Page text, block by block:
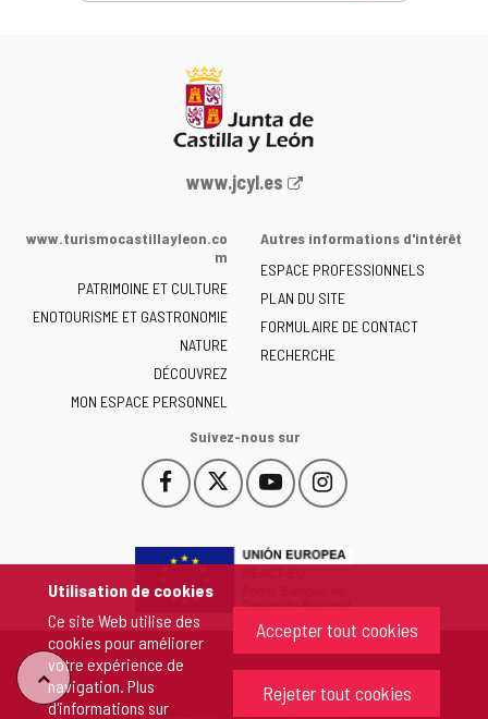
Utilisation de cookies
Ce site Web utilise des
cookies pour améliorer
votre expérience de
navigation. Plus
d'informations sur
Accepter tout cookies
Rejeter tout cookies
Portail
la
de
Castilla
y
León
-
www.jcyl.es
www.turismocastillayleon.co
m
PATRIMOINE ET CULTURE
ENOTOURISME ET GASTRONOMIE
NATURE
DÉCOUVREZ
MON ESPACE PERSONNEL
Autres informations d'intérêt
ESPACE PROFESSIONNELS
PLAN DU SITE
FORMULAIRE DE CONTACT
RECHERCHE
Suivez-nous sur
Facebook
Este
enlace
abrirá
una
ventana
nueva.
Este
enlace
abrirá
ventana
nueva.
YouTube
Este
enlace
abrirá
ventana
nueva.
Instagram
Este
enlace
abrirá
ventana
nueva.
"Retour